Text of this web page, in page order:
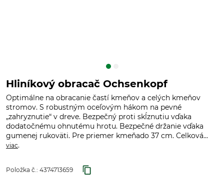
Hliníkový obracač Ochsenkopf
Optimálne na obracanie častí kmeňov a celých kmeňov
stromov. S robustným oceľovým hákom na pevné
„zahryznutie“ v dreve. Bezpečný proti skĺznutiu vďaka
dodatočnému ohnutému hrotu. Bezpečné držanie vďaka
gumenej rukoväti. Pre priemer kmeňado 37 cm. Celková...
viac.
Položka č.: 4374713659